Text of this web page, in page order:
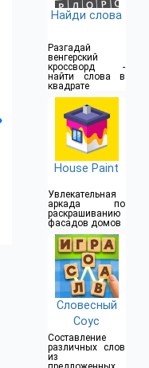
Найди слова
Разгадай
венгерский
кроссворд -
найти слова в
квадрате
House Paint
Увлекательная
аркада по
раскрашиванию
фасадов домов
Словесный
Соус
Составление
различных слов
из